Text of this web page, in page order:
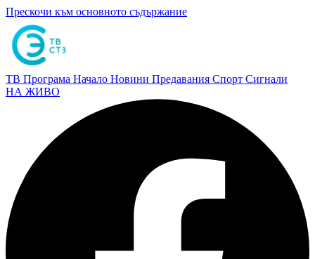
Прескочи към основното съдържание
ТВ Програма Начало Новини Предавания Спорт Сигнали
НА ЖИВО